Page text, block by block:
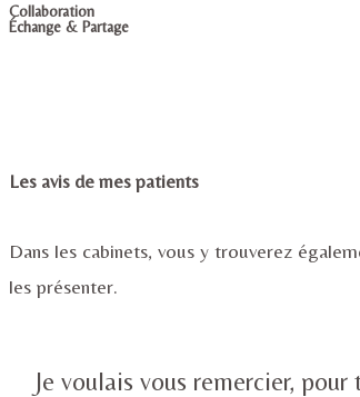
Collaboration
Échange & Partage
Les avis de mes patients
Dans les cabinets, vous y trouverez
les présenter.
Je voulais vous remercier, pour